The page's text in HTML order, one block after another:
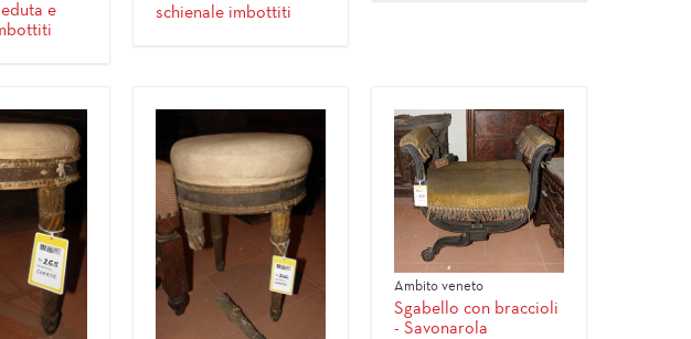
e
schienale imbottiti
Ambito veneto
Sgabello con braccioli
- Savonarola